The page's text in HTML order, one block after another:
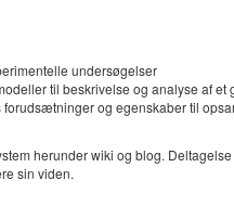
undersøgelser
til beskrivelse og analyse af et
og egenskaber til
herunder wiki og blog.
sin viden.